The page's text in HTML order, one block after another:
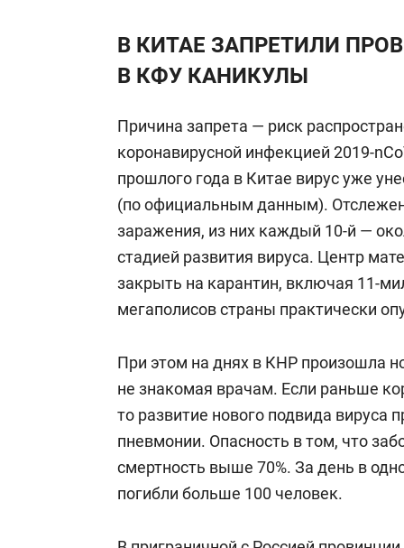
В КИТАЕ ЗАПРЕТИЛИ
В КФУ КАНИКУЛЫ
Причина запрета — риск
коронавирусной инфекцией 2019-
прошлого года в Китае вирус уже
(по официальным данным).
заражения, из них каждый 10-й —
стадией развития вируса. Центр
закрыть на карантин, включая 11-
мегаполисов страны практически
При этом на днях в КНР произошла
не знакомая врачам. Если раньше
то развитие нового подвида вируса
пневмонии. Опасность в том, что
смертность выше 70%. За день в
погибли больше 100 человек.